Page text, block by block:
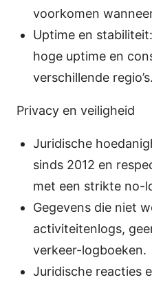
voorkomen
Uptime en
hoge uptime en
verschillende regio’s.
Privacy en veiligheid
Juridische
sinds 2012 en
met een strikte no-
Gegevens die niet
activiteitenlogs,
verkeer-logboeken.
Juridische reacties